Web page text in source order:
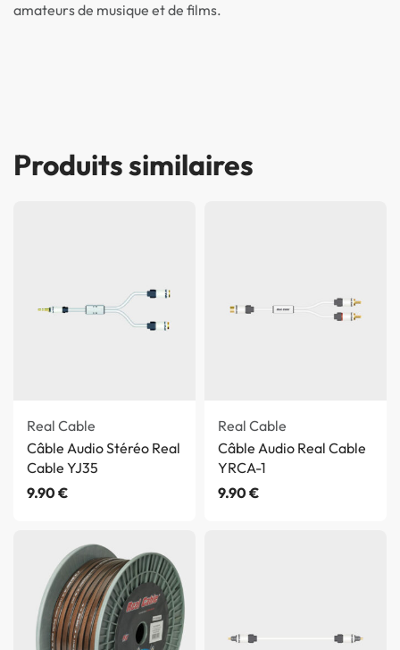
amateurs de musique et de films.
Produits similaires
Real Cable
Câble Audio Stéréo Real
Cable YJ35
9.90€
Real Cable
Câble Audio Real Cable
YRCA-1
9.90€